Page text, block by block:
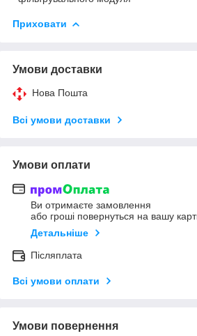
Приховати
Умови доставки
Нова Пошта
Всі умови доставки
Умови оплати
Ви отримаєте замовлення
або гроші повернуться на вашу
Детальніше
Післяплата
Всі умови оплати
Умови повернення